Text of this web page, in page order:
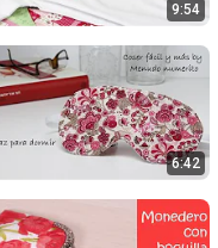
9:54
6:42